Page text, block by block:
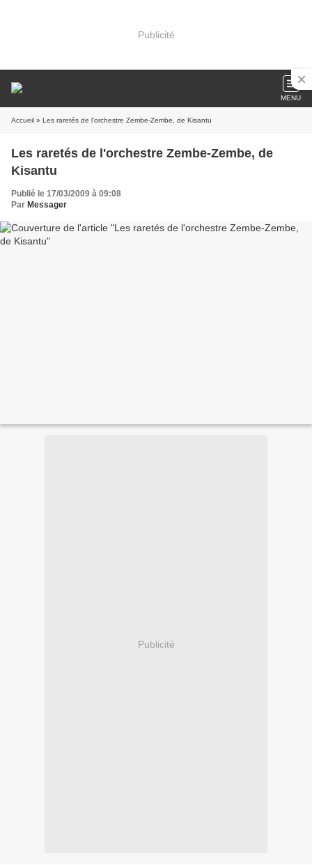
Publicité
MENU
Accueil » Les raretés de l'orchestre Zembe-Zembe, de Kisantu
Les raretés de l'orchestre Zembe-Zembe, de
Kisantu
Publié le 17/03/2009 à 09:08
Par Messager
Publicité